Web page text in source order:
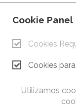
Cookie Panel
Cookies
Cookies
Utilizamos